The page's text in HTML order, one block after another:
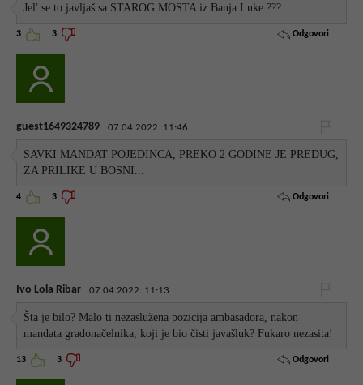
Jel' se to javljaš sa STAROG MOSTA iz Banja Luke ???
3 3 Odgovori
guest1649324789 07.04.2022. 11:46
SAVKI MANDAT POJEDINCA, PREKO 2 GODINE JE PREDUG,
ZA PRILIKE U BOSNI...
4 3 Odgovori
Ivo Lola Ribar 07.04.2022. 11:13
Šta je bilo? Malo ti nezaslužena pozicija ambasadora, nakon
mandata gradonačelnika, koji je bio čisti javašluk? Fukaro nezasita!
13 3 Odgovori